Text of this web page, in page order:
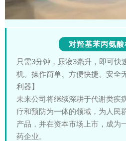
对羟基苯丙氨酸
只需3分钟，尿液3毫升，即可快
机。操作简单、方便快捷、安全
利器】
未来公司将继续深耕于代谢类疾
疗和预防为一体的领域，为人民
产品，并在资本市场上市，成为
药企业。